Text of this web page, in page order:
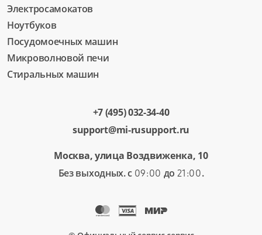
Электросамокатов
Ноутбуков
Посудомоечных машин
Микроволновой печи
Стиральных машин
+7 (495) 032-34-40
support@mi-rusupport.ru
Москва, улица Воздвиженка, 10
Без выходных. с 09:00 до 21:00.